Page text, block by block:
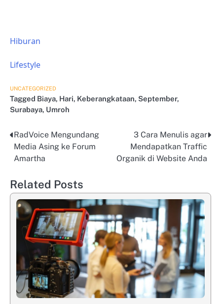
Hiburan
Lifestyle
UNCATEGORIZED
Tagged Biaya, Hari, Keberangkataan, September,
Surabaya, Umroh
Post
navigation
RadVoice Mengundang
Media Asing ke Forum
Amartha
3 Cara Menulis agar
Mendapatkan Traffic
Organik di Website Anda
Related Posts